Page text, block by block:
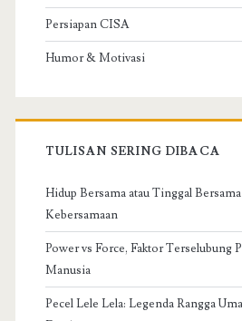
Persiapan CISA
Humor & Motivasi
TULISAN SERING DIBACA
Hidup Bersama atau Tinggal
Kebersamaan
Power vs Force, Faktor Terselubung
Manusia
Pecel Lele Lela: Legenda Rangga